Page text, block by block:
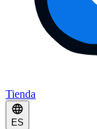
Tienda
ES